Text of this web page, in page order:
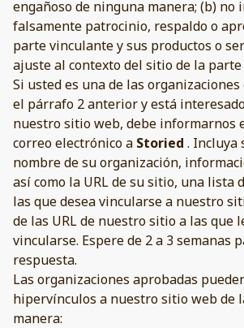
engañoso de ninguna manera; (b) no
falsamente patrocinio, respaldo o
parte vinculante y sus productos o
ajuste al contexto del sitio de la
Si usted es una de las
el párrafo 2 anterior y está
nuestro sitio web, debe informarnos
correo electrónico a Storied . Incluya
nombre de su organización,
así como la URL de su sitio, una lista
las que desea vincularse a nuestro
de las URL de nuestro sitio a las que
vincularse. Espere de 2 a 3 semanas
respuesta.
Las organizaciones aprobadas
hipervínculos a nuestro sitio web de
manera: